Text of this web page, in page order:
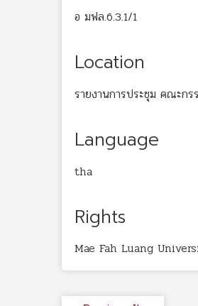
อ มฟล.6.3.1/1
Location
รายงานการประชุม คณะก
Language
tha
Rights
Mae Fah Luang